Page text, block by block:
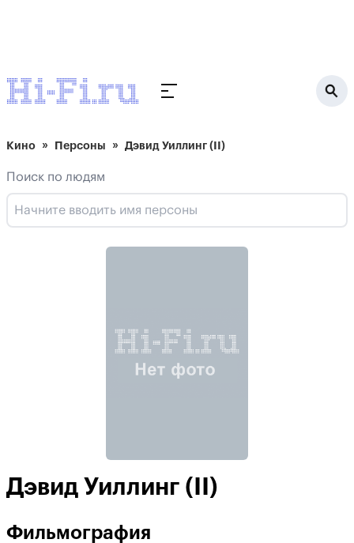
Кино Персоны Дэвид Уиллинг (II)
Поиск по людям
Дэвид Уиллинг (II)
Фильмография